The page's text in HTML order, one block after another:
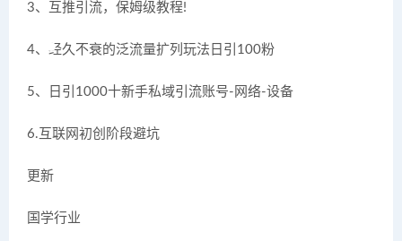
3、互推引流，保姆级教程!
4、经久不衰的泛流量扩列玩法日引100粉
5、日引1000十新手私域引流账号-网络-设备
6.互联网初创阶段避坑
更新
国学行业